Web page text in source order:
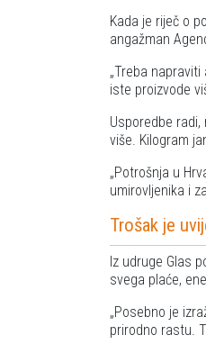
Kada je riječ o
angažman
Treba napraviti
iste proizvode
Usporedbe
više. Kilogram
Potrošnja u
umirovljenika i
Trošak je
Iz udruge Glas
svega plaće,
Posebno je
prirodno rastu.